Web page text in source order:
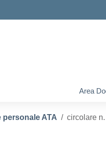
Area
ATA circolare